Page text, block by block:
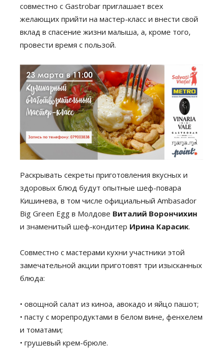
совместно с Gastrobar приглашает всех
желающих прийти на мастер-класс и внести свой
вклад в спасение жизни малыша, а, кроме того,
провести время с пользой.
Раскрывать секреты приготовления вкусных и
здоровых блюд будут опытные шеф-повара
Кишинева, в том числе официальный Ambasador
Big Green Egg в Молдове Виталий Ворончихин
и знаменитый шеф-кондитер Ирина Карасик.
Совместно с мастерами кухни участники этой
замечательной акции приготовят три изысканных
блюда:
• овощной салат из киноа, авокадо и яйцо пашот;
• пасту с морепродуктами в белом вине, фенхелем
и томатами;
• грушевый крем-брюле.